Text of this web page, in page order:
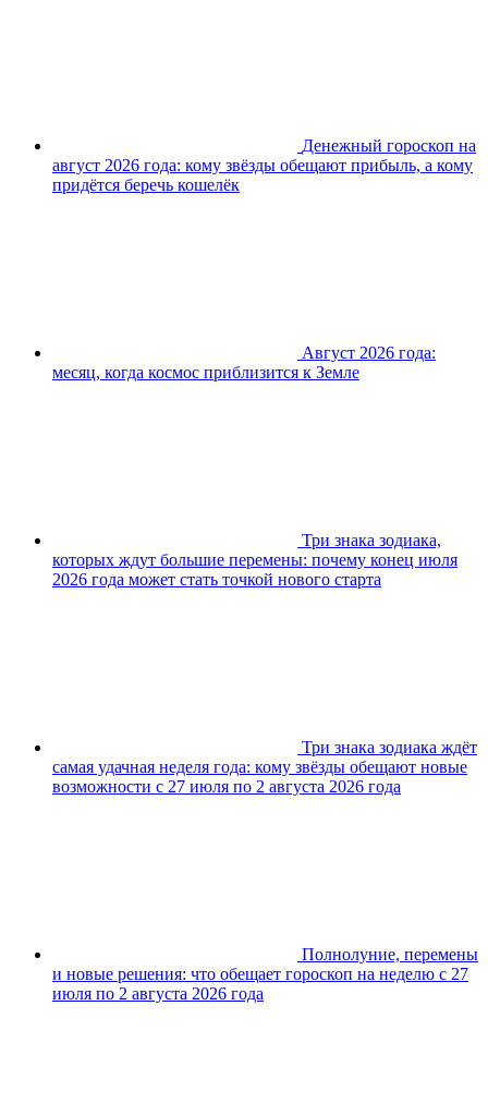
Денежный гороскоп на
август 2026 года: кому звёзды обещают прибыль, а кому
придётся беречь кошелёк
Август 2026 года:
месяц, когда космос приблизится к Земле
Три знака зодиака,
которых ждут большие перемены: почему конец июля
2026 года может стать точкой нового старта
Три знака зодиака ждёт
самая удачная неделя года: кому звёзды обещают новые
возможности с 27 июля по 2 августа 2026 года
Полнолуние, перемены
и новые решения: что обещает гороскоп на неделю с 27
июля по 2 августа 2026 года